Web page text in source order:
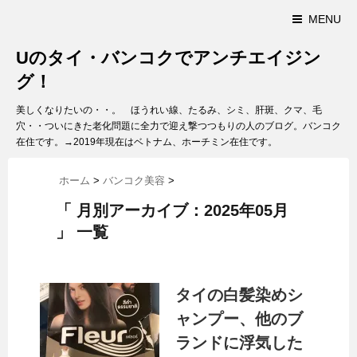
MENU
Uのタイ・バンコクでアンチエイジン
グ！
美しくなりたいの・・。 ほうれい線、たるみ、シミ、肝斑、クマ、毛
穴・・ついにきた老化問題に全力で迎え撃つつもりの人のブログ。バンコク
在住です。→2019年現在はベトナム、ホーチミン在住です。
ホーム > バンコク美容 >
「 月別アーカイブ：2025年05月
」 一覧
タイの白髪染めシ
ャンプー、他のブ
ランドに浮気した